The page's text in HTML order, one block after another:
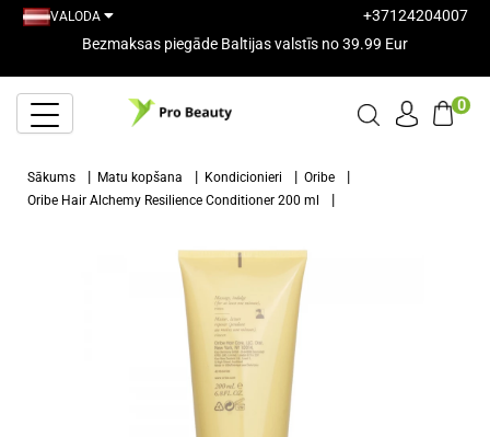
VALODA
+37124204007
Bezmaksas piegāde Baltijas valstīs no 39.99 Eur
0
Sākums Matu kopšana Kondicionieri
Oribe
Oribe Hair Alchemy Resilience Conditioner 200 ml